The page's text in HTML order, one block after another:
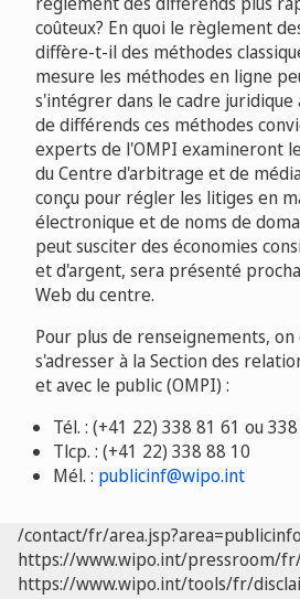
coûteux? En quoi le règlement
diffère-t-il des méthodes
mesure les méthodes en ligne
s'intégrer dans le cadre juridique
de différends ces méthodes
experts de l'OMPI examineront
du Centre d'arbitrage et de
conçu pour régler les litiges en
électronique et de noms de
peut susciter des économies
et d'argent, sera présenté
Web du centre.
Pour plus de renseignements,
s'adresser à la Section des
et avec le public (OMPI) :
Tél. : (+41 22) 338 81 61 ou
Tlcp. : (+41 22) 338 88 10
Mél. : publicinf@wipo.int
/contact/fr/area.jsp?area=publicinfo
https://www.wipo.int/pressroom/
https://www.wipo.int/tools/fr/